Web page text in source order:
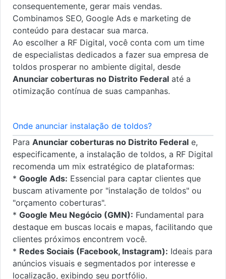
consequentemente, gerar mais vendas.
Combinamos SEO, Google Ads e marketing de
conteúdo para destacar sua marca.
Ao escolher a RF Digital, você conta com um time
de especialistas dedicados a fazer sua empresa de
toldos prosperar no ambiente digital, desde
Anunciar coberturas no Distrito Federal até a
otimização contínua de suas campanhas.
Onde anunciar instalação de toldos?
Para Anunciar coberturas no Distrito Federal e,
especificamente, a instalação de toldos, a RF Digital
recomenda um mix estratégico de plataformas:
* Google Ads: Essencial para captar clientes que
buscam ativamente por "instalação de toldos" ou
"orçamento coberturas".
* Google Meu Negócio (GMN): Fundamental para
destaque em buscas locais e mapas, facilitando que
clientes próximos encontrem você.
* Redes Sociais (Facebook, Instagram): Ideais para
anúncios visuais e segmentados por interesse e
localização, exibindo seu portfólio.